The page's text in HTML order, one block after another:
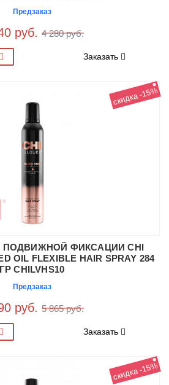
Предзаказ
руб. 4 280 руб.
Заказать
скидка -15%
ФИКСАЦИИ CHI
OIL FLEXIBLE HAIR SPRAY 284
ГР CHILVHS10
Предзаказ
руб. 5 865 руб.
Заказать
скидка -15%